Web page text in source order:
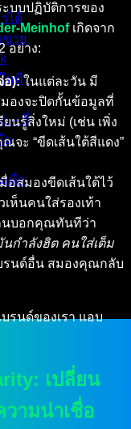
ได้
ขาย
นที่
– ที่
อ
เพื่อ
ะบบปฏิบัติการของ
Meinhofเกิดจาก
อย่าง:
อ):ในแต่ละวัน มี
องจะปิดกั้นข้อมูลที่
นรู้สิ่งใหม่ (เช่น เพิ่ง
จะ “ขีดเส้นใต้สีแดง”
อสมองขีดเส้นใต้ไว้
ห็นคนใส่รองเท้า
นบอกคุณทันทีว่า
กำลังฮิต คนใส่เต็ม
รนด์อื่น สมองคุณกลับ
รนด์ของเรา แอบ
เปลี่ยน
ามน่าเชื่อ